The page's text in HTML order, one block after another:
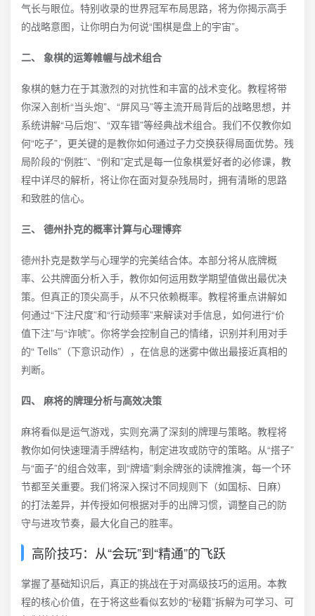
气长与眼位。特别收录的世界冠军布局思路，将为你揭示高手
的战略意图，让你明白为何说“围棋是盘上的宇宙”。
二、 象棋的运筹帷幄与战术组合
象棋的魅力在于其激烈的对抗性和丰富的战术变化。教程将带
你深入剖析“当头炮”、“屏风马”等主流开局背后的战略思想，并
系统讲解“马后炮”、“双车错”等经典战术组合。我们不仅教你如
何“吃子”，更关键的是教你如何通过子力交换获得局面优势。残
局阶段的“例胜”、“例和”定式是每一位象棋爱好者的必修课，教
程中详尽的解析，将让你在面对复杂残局时，拥有清晰的思路
和致胜的信心。
三、 德州扑克的概率计算与心理博弈
德州扑克是数学与心理学的完美结合体。本部分将从底牌概
率、公共牌面分析入手，教你如何运用数学期望值做出最优决
策。但真正的顶尖高手，从不只依赖概率。教程将重点讲解如
何通过“下注尺度”和“行动频率”来解读对手信息，如何进行“价
值下注”与“诈唬”。你将学会控制自己的情绪，识别并利用对手
的“ Tells”（下意识动作），在信息的迷雾中做出最接近真相的
判断。
四、 麻将的牌理分析与高效决策
麻将看似是运气游戏，实则充满了深刻的牌理与策略。教程将
教你如何快速理清手牌结构，制定进攻或防守的策略。从“搭子”
与“面子”的组合效率，到“牌墙”剩余牌张的读牌推演，每一个环
节都至关重要。我们将深入探讨不同规则下（如国标、日麻）
的打法差异，并传授如何根据对手的出牌习惯，调整自己的防
守与进攻节奏，最大化自己的胜率。
高阶技巧：从“会玩”到“精通”的飞跃
掌握了基础知识后，真正的挑战在于对高级技巧的运用。本教
程的核心价值，在于将这些看似玄妙的“秘籍”拆解为可学习、可